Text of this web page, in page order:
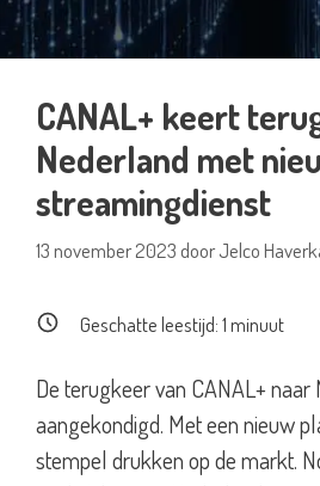
CANAL+ keert
Nederland met
streamingdienst
13 november 2023 doorJelco
Geschatte leestijd:1minuut
De terugkeer van CANAL+
aangekondigd. Met een nieuw
stempel drukken op de markt.